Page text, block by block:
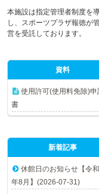
本施設は指定管理者制度を
し、スポーツプラザ報徳が
営を受託しております。
資料
使用許可(使用料免除)申
書
新着記事
休館日のお知らせ【令
年8月】(2026-07-31)